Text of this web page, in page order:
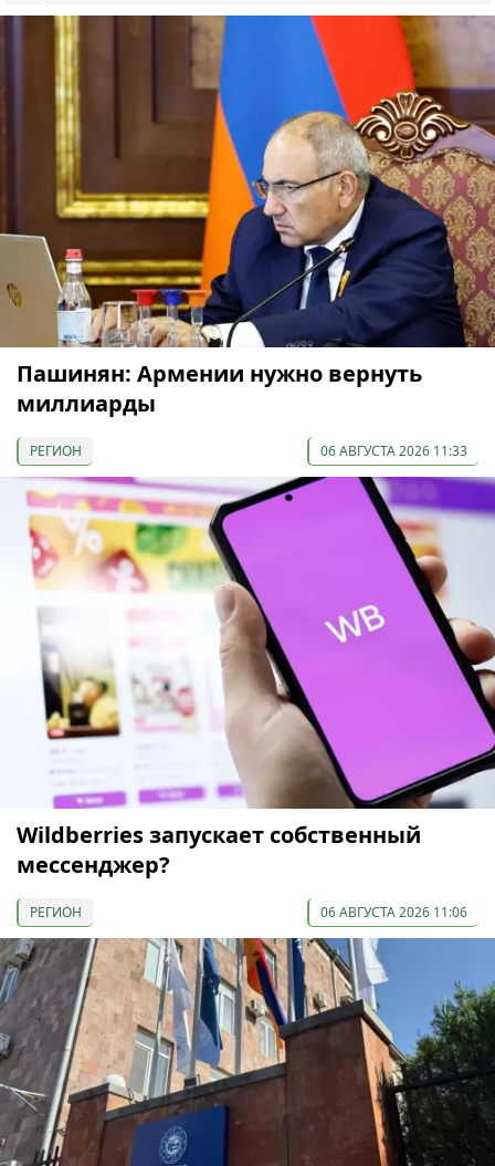
Пашинян: Армении нужно вернуть
миллиарды
РЕГИОН 06 АВГУСТА 2026 11:33
Wildberries запускает собственный
мессенджер?
РЕГИОН 06 АВГУСТА 2026 11:06